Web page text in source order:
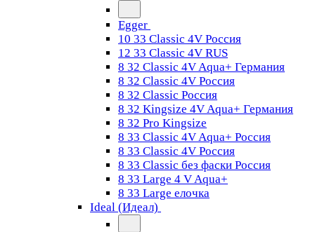
Egger
10 33 Classic 4V Россия
12 33 Classic 4V RUS
8 32 Classic 4V Aqua+ Германия
8 32 Classic 4V Россия
8 32 Classic Россия
8 32 Kingsize 4V Aqua+ Германия
8 32 Pro Kingsize
8 33 Classic 4V Aqua+ Россия
8 33 Classic 4V Россия
8 33 Classic без фаски Россия
8 33 Large 4 V Aqua+
8 33 Large елочка
Ideal (Идеал)